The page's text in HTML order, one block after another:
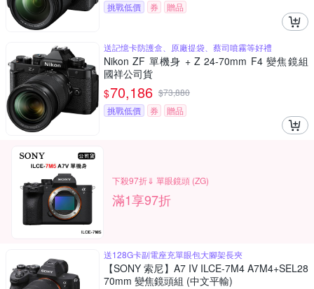
挑戰低價
券 贈品
送記憶卡防護盒、原廠提袋、蔡司噴霧等好禮
Nikon ZF 單機身 + Z 24-70mm F4 變焦鏡組
國祥公司貨
$70,186 $73,880
挑戰低價
券 贈品
下殺97折⇓ 單眼鏡頭 (ZG)
滿1享97折
送128G卡副電座充單眼包大腳架長夾
【SONY 索尼】A7 IV ILCE-7M4 A7M4+SEL28
70mm 變焦鏡頭組 (中文平輸)